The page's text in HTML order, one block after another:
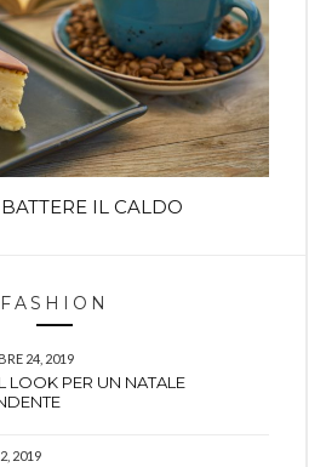
IL CALDO
FASHION
24, 2019
LOOK PER UN NATALE
2019